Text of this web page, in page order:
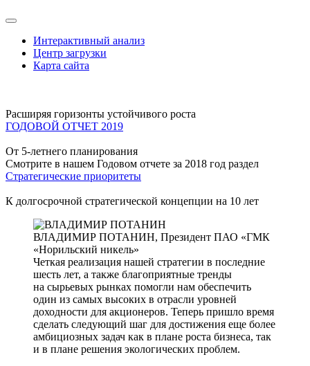
Интерактивный анализ
Центр загрузки
Карта сайта
Расширяя горизонты устойчивого роста
ГОДОВОЙ ОТЧЕТ 2019
От 5-летнего планирования
Смотрите в нашем Годовом отчете за 2018 год раздел
Стратегические приоритеты
К долгосрочной стратегической концепции на 10 лет
ВЛАДИМИР ПОТАНИН, Президент ПАО «ГМК
«Норильский никель»
Четкая реализация нашей стратегии в последние
шесть лет, а также благоприятные тренды
на сырьевых рынках помогли нам обеспечить
один из самых высоких в отрасли уровней
доходности для акционеров. Теперь пришло время
сделать следующий шаг для достижения еще более
амбициозных задач как в плане роста бизнеса, так
и в плане решения экологических проблем.